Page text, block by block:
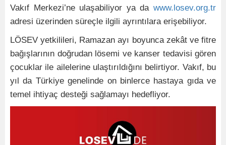
Vakıf Merkezi’ne ulaşabiliyor ya da www.losev.org.tr
adresi üzerinden süreçle ilgili ayrıntılara erişebiliyor.
LÖSEV yetkilileri, Ramazan ayı boyunca zekât ve fitre
bağışlarının doğrudan lösemi ve kanser tedavisi gören
çocuklar ile ailelerine ulaştırıldığını belirtiyor. Vakıf, bu
yıl da Türkiye genelinde on binlerce hastaya gıda ve
temel ihtiyaç desteği sağlamayı hedefliyor.